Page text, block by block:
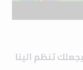
تنظم الينا